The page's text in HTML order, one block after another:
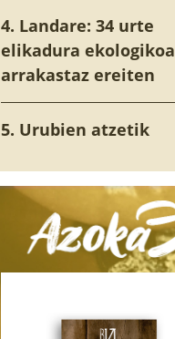
4. Landare: 34 urte
elikadura ekologikoa
arrakastaz ereiten
5. Urubien atzetik